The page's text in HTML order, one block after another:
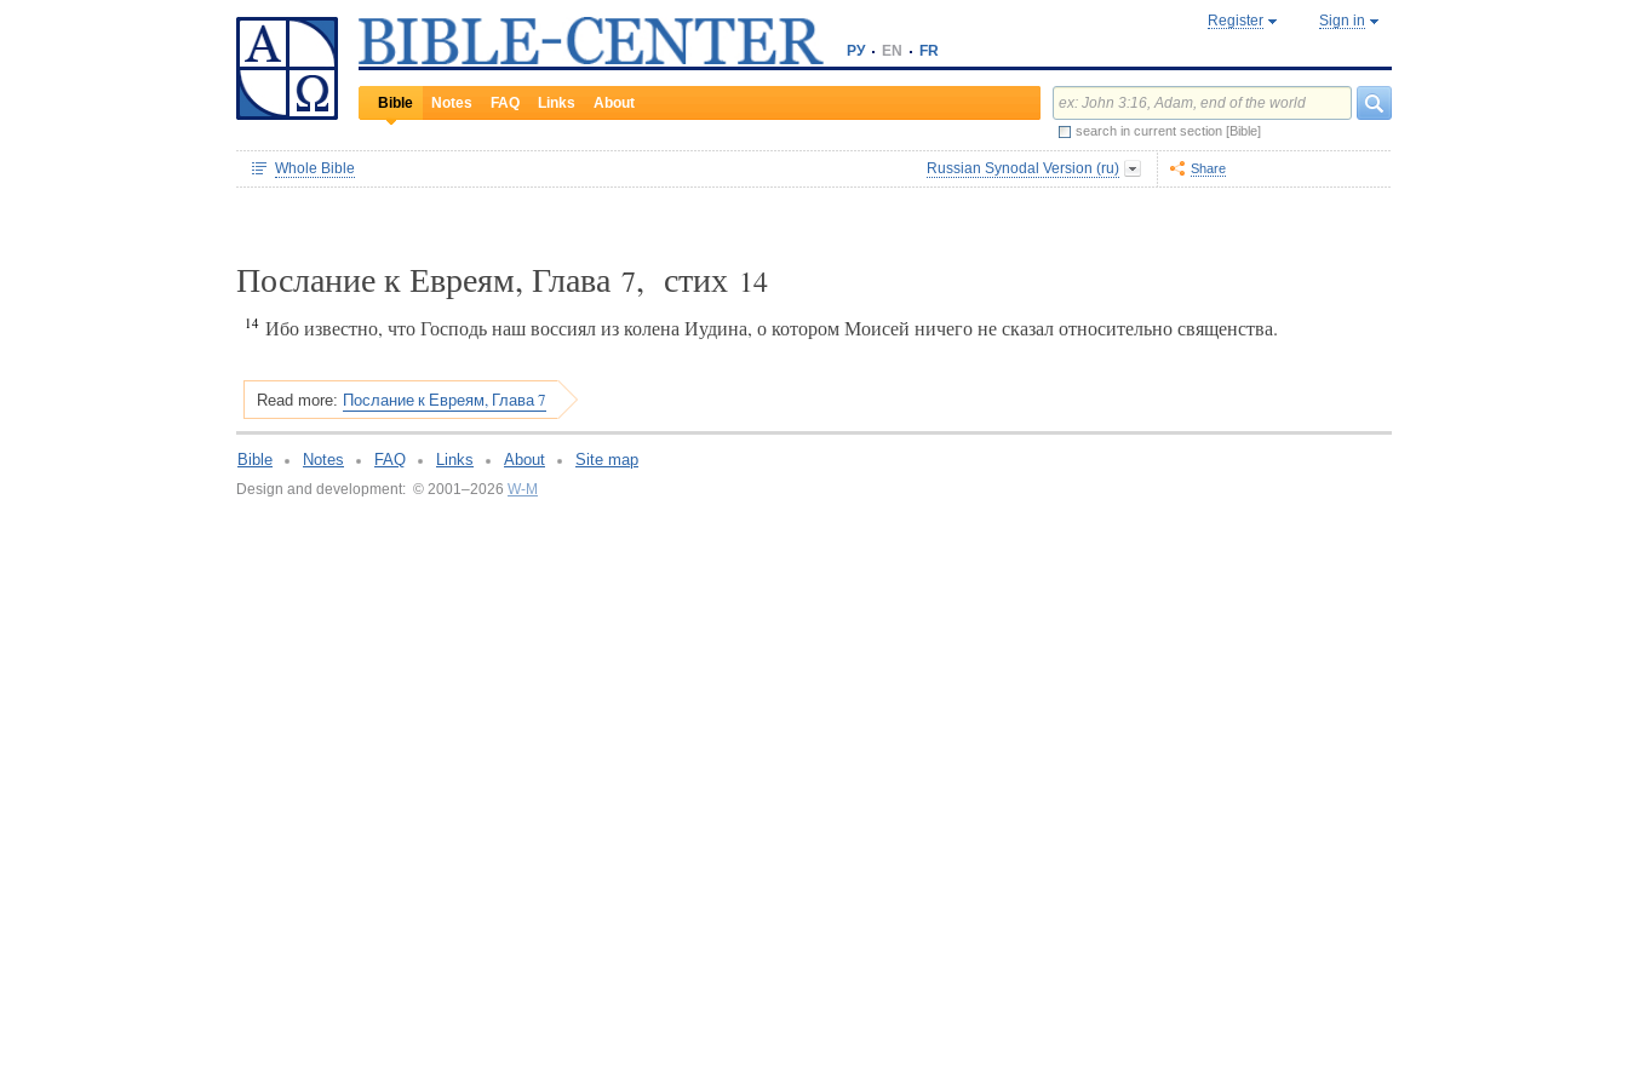
РУ EN FR
Register Sign in
Bible Notes FAQ Links About
search in current section [Bible]
Whole Bible Russian Synodal Version (ru) Share
Послание к Евреям, Глава 7, стих 14
14 Ибо известно, что Господь наш воссиял из колена Иудина, о котором Моисей ничего не сказал относительно священства.
Read more: Послание к Евреям, Глава 7
Bible Notes FAQ Links About Site map
Design and development: © 2001–2026 W-M